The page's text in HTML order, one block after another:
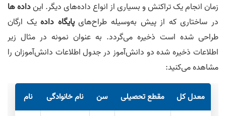
زمان انجام یک تراکنش و بسیاری از انواع داده‌های دیگر. اینداده ها
در ساختاری که از پیش به‌وسیله طراح‌هایپایگاه دادهیک ارگان
طراحی شده است ذخیره می‌گردد. به عنوان نمونه در مثال زیر
اطلاعات ذخیره شده دو دانش‌آموز در جدول اطلاعات دانش‌آموزان را
مشاهده می‌کنید:
معدل کل مقطع تحصیلی سن نام خانوادگی
نام